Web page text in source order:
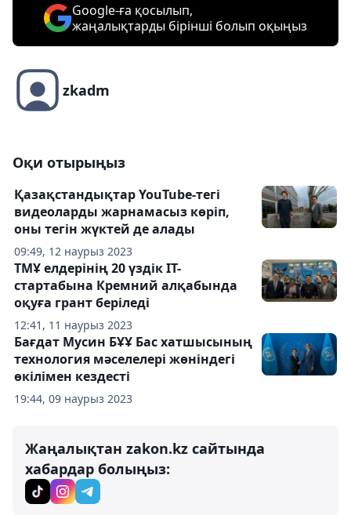
Google-ға қосылып,
жаңалықтарды бірінші болып оқыңыз
zkadm
Оқи отырыңыз
09:49, 12 наурыз 2023
Қазақстандықтар YouTube-тегі
видеоларды жарнамасыз көріп,
оны тегін жүктей де алады
12:41, 11 наурыз 2023
ТМҰ елдерінің 20 үздік IT-
стартабына Кремний алқабында
оқуға грант беріледі
19:44, 09 наурыз 2023
Бағдат Мусин БҰҰ Бас хатшысының
технология мәселелері жөніндегі
өкілімен кездесті
Жаңалықтан zakon.kz сайтында
хабардар болыңыз: